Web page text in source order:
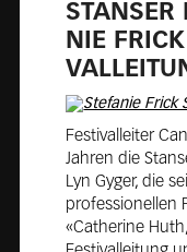
STAN­SER
NIE
Festivalleiter
Jahren die
Lyn Gyger, die
professionellen
«Catherine